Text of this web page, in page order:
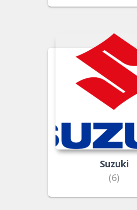
Suzuki
(6)